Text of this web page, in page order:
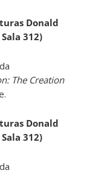
Donald
312)
The Creation
Donald
312)